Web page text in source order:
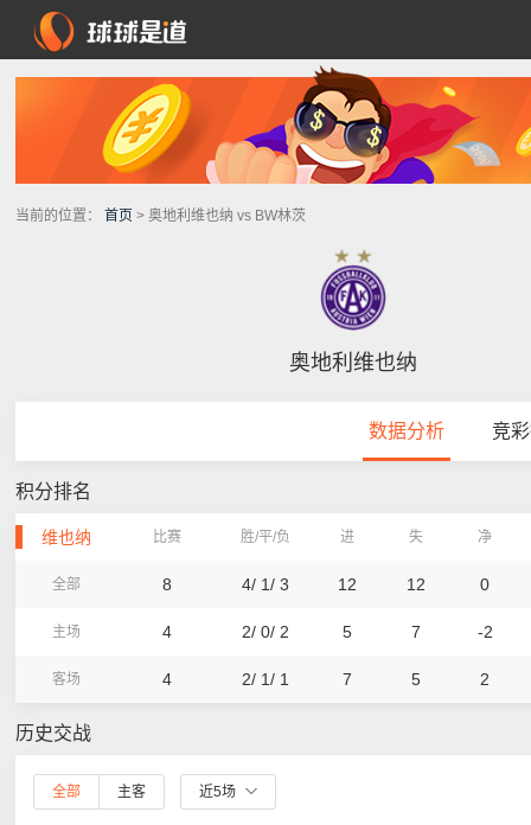
当前的位置： 首页 > 奥地利维也纳 vs BW林茨
奥地利维也纳
数据分析 竞
积分排名
维也纳 比赛 胜/平/负 进 失 净
全部 8 4/ 1/ 3 12 12 0
主场 4 2/ 0/ 2 5 7 -2
客场 4 2/ 1/ 1 7 5 2
历史交战
全部 主客 近5场